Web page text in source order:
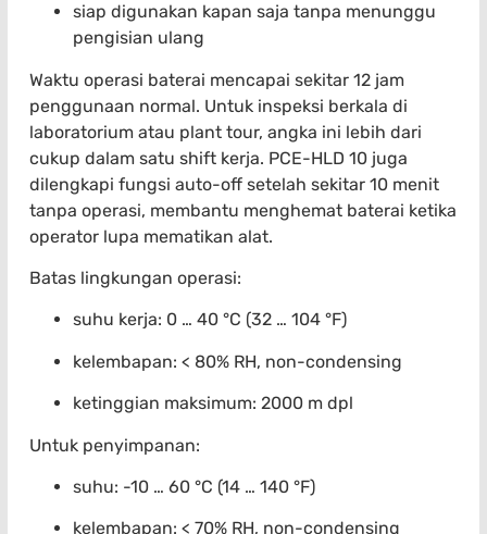
siap digunakan kapan saja tanpa menunggu
pengisian ulang
Waktu operasi baterai mencapai sekitar 12 jam
penggunaan normal. Untuk inspeksi berkala di
laboratorium atau plant tour, angka ini lebih dari
cukup dalam satu shift kerja. PCE-HLD 10 juga
dilengkapi fungsi auto-off setelah sekitar 10 menit
tanpa operasi, membantu menghemat baterai ketika
operator lupa mematikan alat.
Batas lingkungan operasi:
suhu kerja: 0 … 40 °C (32 … 104 °F)
kelembapan: < 80% RH, non-condensing
ketinggian maksimum: 2000 m dpl
Untuk penyimpanan:
suhu: -10 … 60 °C (14 … 140 °F)
kelembapan: < 70% RH, non-condensing